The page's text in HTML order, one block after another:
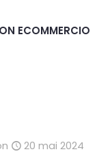
ECOMMERCIO
20 mai 2024